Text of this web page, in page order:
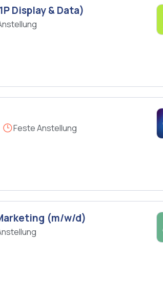
Display & Data)
Feste Anstellung
(m/w/d)